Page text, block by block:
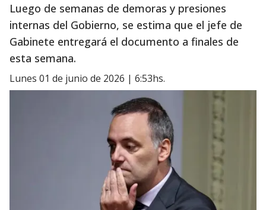
Luego de semanas de demoras y presiones
internas del Gobierno, se estima que el jefe de
Gabinete entregará el documento a finales de
esta semana.
lunes 01 de junio de 2026 | 6:53hs.